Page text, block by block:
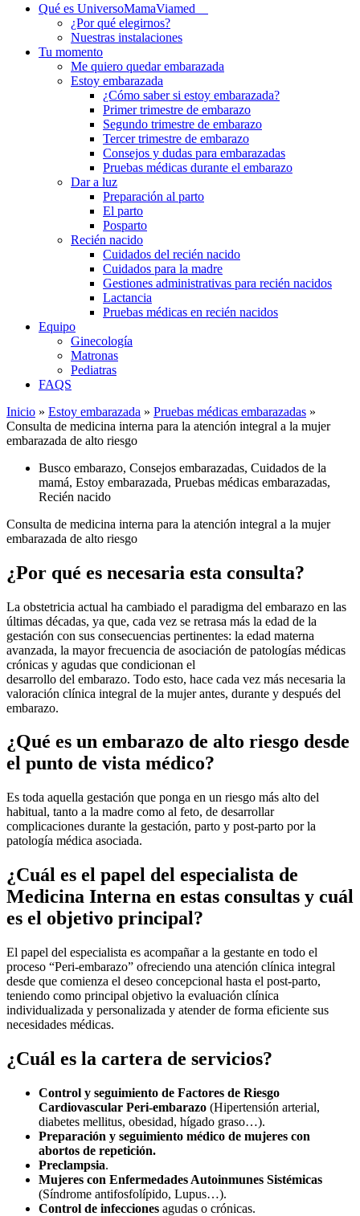
Qué es UniversoMamaViamed
¿Por qué elegirnos?
Nuestras instalaciones
Tu momento
Me quiero quedar embarazada
Estoy embarazada
¿Cómo saber si estoy embarazada?
Primer trimestre de embarazo
Segundo trimestre de embarazo
Tercer trimestre de embarazo
Consejos y dudas para embarazadas
Pruebas médicas durante el embarazo
Dar a luz
Preparación al parto
El parto
Posparto
Recién nacido
Cuidados del recién nacido
Cuidados para la madre
Gestiones administrativas para recién nacidos
Lactancia
Pruebas médicas en recién nacidos
Equipo
Ginecología
Matronas
Pediatras
FAQS
Inicio » Estoy embarazada » Pruebas médicas embarazadas »
Consulta de medicina interna para la atención integral a la mujer
embarazada de alto riesgo
Busco embarazo, Consejos embarazadas, Cuidados de la
mamá, Estoy embarazada, Pruebas médicas embarazadas,
Recién nacido
Consulta de medicina interna para la atención integral a la mujer
embarazada de alto riesgo
¿Por qué es necesaria esta consulta?
La obstetricia actual ha cambiado el paradigma del embarazo en las
últimas décadas, ya que, cada vez se retrasa más la edad de la
gestación con sus consecuencias pertinentes: la edad materna
avanzada, la mayor frecuencia de asociación de patologías médicas
crónicas y agudas que condicionan el
desarrollo del embarazo. Todo esto, hace cada vez más necesaria la
valoración clínica integral de la mujer antes, durante y después del
embarazo.
¿Qué es un embarazo de alto riesgo desde
el punto de vista médico?
Es toda aquella gestación que ponga en un riesgo más alto del
habitual, tanto a la madre como al feto, de desarrollar
complicaciones durante la gestación, parto y post-parto por la
patología médica asociada.
¿Cuál es el papel del especialista de
Medicina Interna en estas consultas y cuál
es el objetivo principal?
El papel del especialista es acompañar a la gestante en todo el
proceso “Peri-embarazo” ofreciendo una atención clínica integral
desde que comienza el deseo concepcional hasta el post-parto,
teniendo como principal objetivo la evaluación clínica
individualizada y personalizada y atender de forma eficiente sus
necesidades médicas.
¿Cuál es la cartera de servicios?
Control y seguimiento de Factores de Riesgo
Cardiovascular Peri-embarazo (Hipertensión arterial,
diabetes mellitus, obesidad, hígado graso…).
Preparación y seguimiento médico de mujeres con
abortos de repetición.
Preclampsia.
Mujeres con Enfermedades Autoinmunes Sistémicas
(Síndrome antifosfolípido, Lupus…).
Control de infecciones agudas o crónicas.